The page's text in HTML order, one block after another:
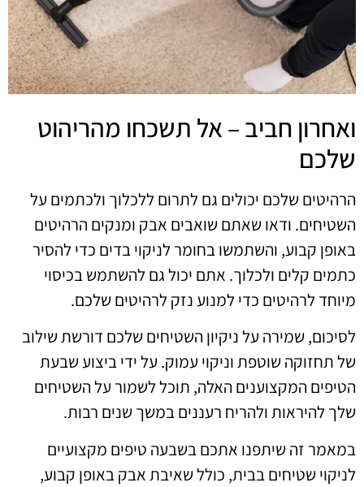
ואחרון חביב – אל תשכחו מהריהוט
שלכם
הרהיטים שלכם יכולים גם לתרום ללכלוך ולכתמים על
השטיחים. ודאו שאתם שואבים אבק ומנקים הרהיטים
באופן קבוע, והשתמשו בחומר לניקוי בדים כדי להסיר
כתמים קלים ולכלוך. אתם יכול גם להשתמש בכיסוי
מיוחד לרהיטים כדי למנוע נזק לרהיטים שלכם.
לסיכום, שמירה על ניקיון השטיחים שלכם דורשת שילוב
של תחזוקה שוטפת וניקוי עמוק. על ידי ביצוע שבעת
הטיפים המקצוענים האלה, תוכל לשמור על השטיחים
שלך להיראות ולהריח רעננים במשך שנים רבות.
במאמר זה שיתפנו אתכם בשבעה טיפים מקצועיים
לניקוי שטיחים בבית, כולל שאיבת אבק באופן קבוע,